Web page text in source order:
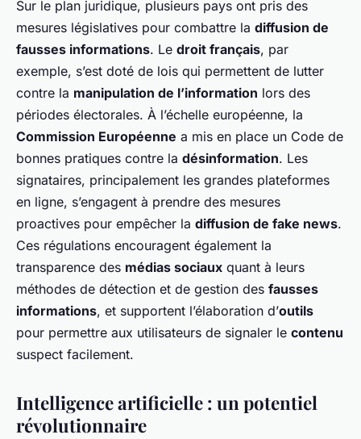
Sur le plan juridique, plusieurs pays ont pris des
mesures législatives pour combattre la diffusion de
fausses informations. Le droit français, par
exemple, s’est doté de lois qui permettent de lutter
contre la manipulation de l’information lors des
périodes électorales. À l’échelle européenne, la
Commission Européenne a mis en place un Code de
bonnes pratiques contre la désinformation. Les
signataires, principalement les grandes plateformes
en ligne, s’engagent à prendre des mesures
proactives pour empêcher la diffusion de fake news.
Ces régulations encouragent également la
transparence des médias sociaux quant à leurs
méthodes de détection et de gestion des fausses
informations, et supportent l’élaboration d’outils
pour permettre aux utilisateurs de signaler le contenu
suspect facilement.
Intelligence artificielle : un potentiel
révolutionnaire